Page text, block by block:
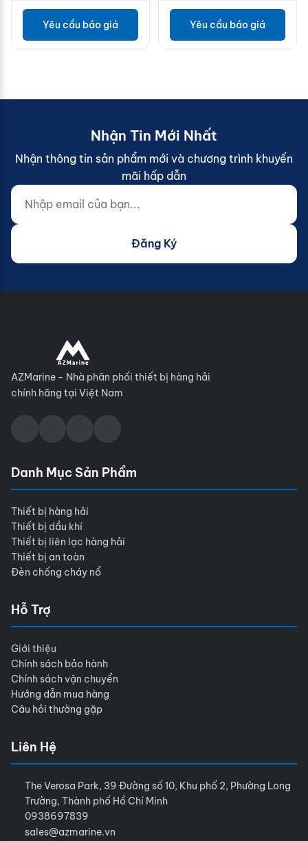
Yêu cầu báo giá Yêu cầu báo giá
Nhận Tin Mới Nhất
Nhận thông tin sản phẩm mới và chương trình khuyến
mãi hấp dẫn
Nhập email của bạn...
Website (do not fill)
Đăng Ký
AZMarine - Nhà phân phối thiết bị hàng hải
chính hãng tại Việt Nam
Danh Mục Sản Phẩm
Thiết bị hàng hải
Thiết bị dầu khí
Thiết bị liên lạc hàng hải
Thiết bị an toàn
Đèn chống cháy nổ
Hỗ Trợ
Giới thiệu
Chính sách bảo hành
Chính sách vận chuyển
Hướng dẫn mua hàng
Câu hỏi thường gặp
Liên Hệ
The Verosa Park, 39 Đường số 10, Khu phố 2, Phường Long
Trường, Thành phố Hồ Chí Minh
0938697839
sales@azmarine.vn